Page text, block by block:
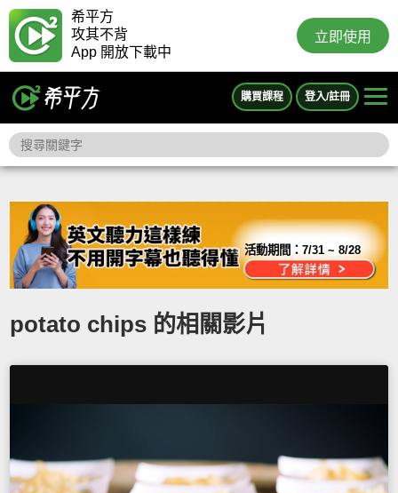
希平方
攻其不背
App 開放下載中
立即使用
購買課程 登入/註冊
活動期間：7/31 ~ 8/28
potato chips 的相關影片